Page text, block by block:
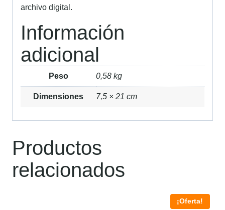
archivo digital.
Información
adicional
Peso 0,58 kg
Dimensiones 7,5 × 21 cm
Productos
relacionados
¡Oferta!